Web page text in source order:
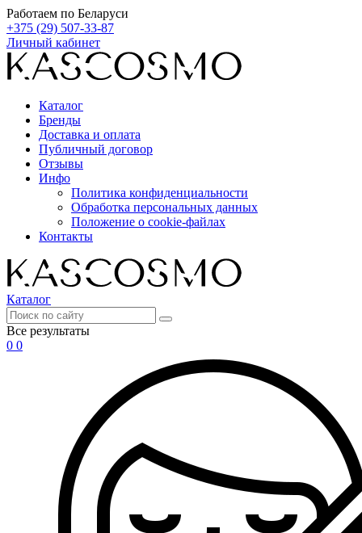
Работаем по Беларуси
+375 (29) 507-33-87
Личный кабинет
Каталог
Бренды
Доставка и оплата
Публичный договор
Отзывы
Инфо
Политика конфиденциальности
Обработка персональных данных
Положение о cookie-файлах
Контакты
Каталог
Все результаты
0 0